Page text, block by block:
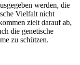
werden, die
Vielfalt nicht
zielt darauf ab,
die genetische
zu schützen.